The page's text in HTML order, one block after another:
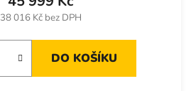
38 016 Kč bez DPH
DO KOŠÍKU